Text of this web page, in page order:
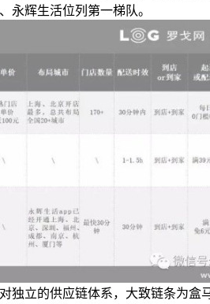
永辉生活位列第一梯队。
独立的供应链体系，大致链条为